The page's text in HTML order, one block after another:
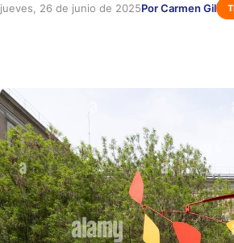
jueves, 26 de junio de 2025Por Carmen Gil